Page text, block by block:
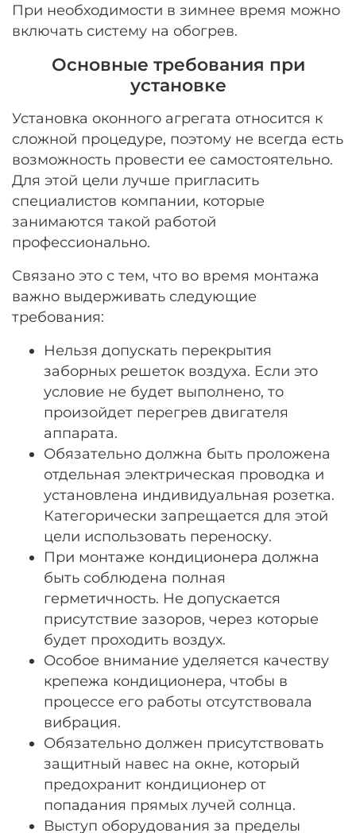
При необходимости в зимнее время можно
включать систему на обогрев.
Основные требования при
установке
Установка оконного агрегата относится к
сложной процедуре, поэтому не всегда есть
возможность провести ее самостоятельно.
Для этой цели лучше пригласить
специалистов компании, которые
занимаются такой работой
профессионально.
Связано это с тем, что во время монтажа
важно выдерживать следующие
требования:
Нельзя допускать перекрытия
заборных решеток воздуха. Если это
условие не будет выполнено, то
произойдет перегрев двигателя
аппарата.
Обязательно должна быть проложена
отдельная электрическая проводка и
установлена индивидуальная розетка.
Категорически запрещается для этой
цели использовать переноску.
При монтаже кондиционера должна
быть соблюдена полная
герметичность. Не допускается
присутствие зазоров, через которые
будет проходить воздух.
Особое внимание уделяется качеству
крепежа кондиционера, чтобы в
процессе его работы отсутствовала
вибрация.
Обязательно должен присутствовать
защитный навес на окне, который
предохранит кондиционер от
попадания прямых лучей солнца.
Выступ оборудования за пределы